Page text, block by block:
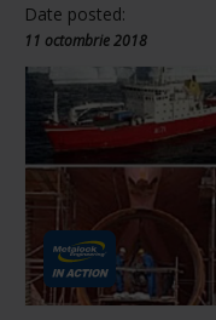
Date posted:
11 octombrie 2018